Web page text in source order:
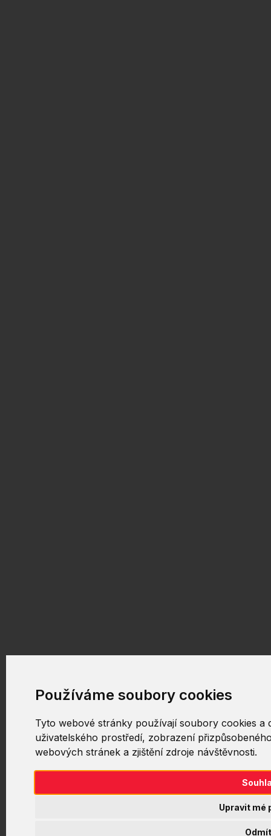
Používáme soubory cookies
Tyto webové stránky používají soubory cookies a
uživatelského prostředí, zobrazení
webových stránek a zjištění zdroje návštěvnosti.
Upravit mé